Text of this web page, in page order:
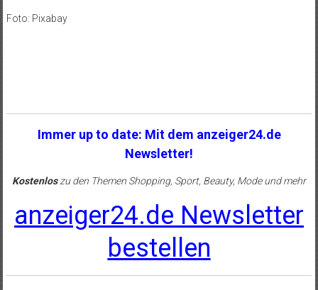
Foto: Pixabay
Immer up to date: Mit dem anzeiger24.de
Newsletter!
Kostenloszu den Themen Shopping, Sport, Beauty, Mode und mehr
anzeiger24.de Newsletter
bestellen